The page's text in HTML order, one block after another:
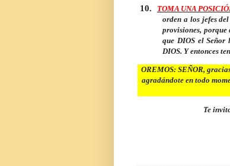
10. TOMA UNA
orden a los jefes
provisiones,
que DIOS el Señor
DIOS. Y entonces
OREMOS: SEÑOR,
agradándote en todo
Te